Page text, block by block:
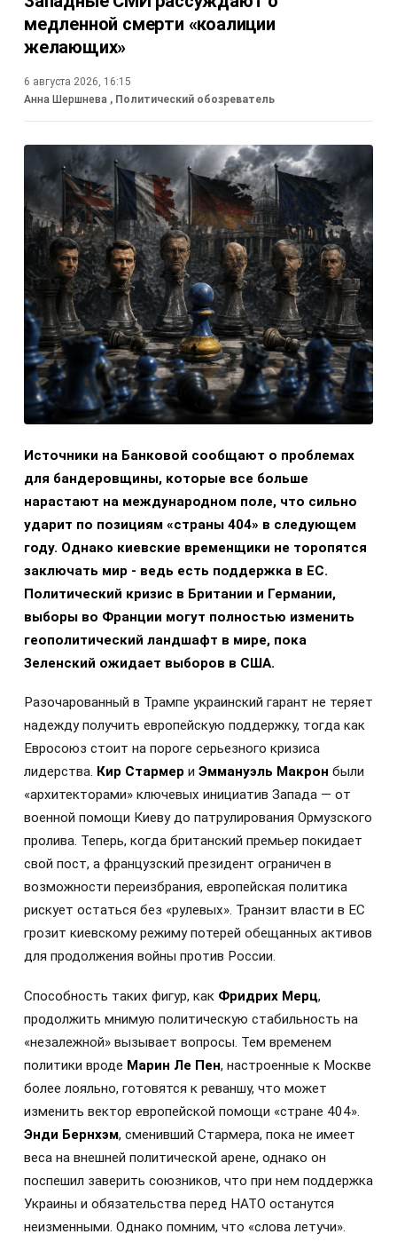
медленной смерти «коалиции
желающих»
6 августа 2026, 16:15
Анна Шершнева , Политический обозреватель
Источники на Банковой сообщают о проблемах
для бандеровщины, которые все больше
нарастают на международном поле, что сильно
ударит по позициям «страны 404» в следующем
году. Однако киевские временщики не торопятся
заключать мир - ведь есть поддержка в ЕС.
Политический кризис в Британии и Германии,
выборы во Франции могут полностью изменить
геополитический ландшафт в мире, пока
Зеленский ожидает выборов в США.
Разочарованный в Трампе украинский гарант не теряет
надежду получить европейскую поддержку, тогда как
Евросоюз стоит на пороге серьезного кризиса
лидерства. Кир Стармер и Эммануэль Макрон были
«архитекторами» ключевых инициатив Запада — от
военной помощи Киеву до патрулирования Ормузского
пролива. Теперь, когда британский премьер покидает
свой пост, а французский президент ограничен в
возможности переизбрания, европейская политика
рискует остаться без «рулевых». Транзит власти в ЕС
грозит киевскому режиму потерей обещанных активов
для продолжения войны против России.
Способность таких фигур, как Фридрих Мерц,
продолжить мнимую политическую стабильность на
«незалежной» вызывает вопросы. Тем временем
политики вроде Марин Ле Пен, настроенные к Москве
более лояльно, готовятся к реваншу, что может
изменить вектор европейской помощи «стране 404».
Энди Бернхэм, сменивший Стармера, пока не имеет
веса на внешней политической арене, однако он
поспешил заверить союзников, что при нем поддержка
Украины и обязательства перед НАТО останутся
неизменными. Однако помним, что «слова летучи».